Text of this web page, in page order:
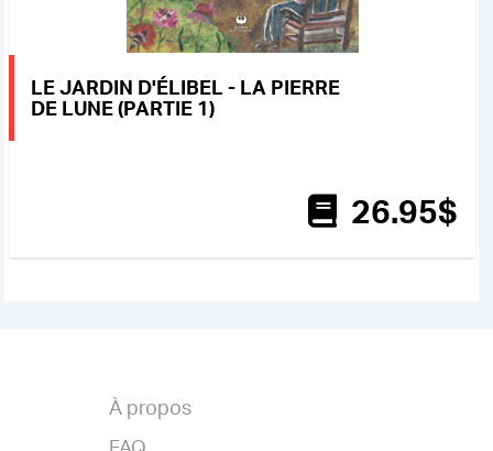
LE JARDIN D'ÉLIBEL - LA PIERRE
DE LUNE (PARTIE 1)
26.95$
À propos